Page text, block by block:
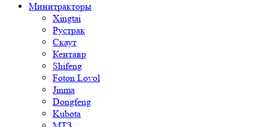
Минитракторы
Xingtai
Рустрак
Скаут
Кентавр
Shifeng
Foton Lovol
Jinma
Dongfeng
Kubota